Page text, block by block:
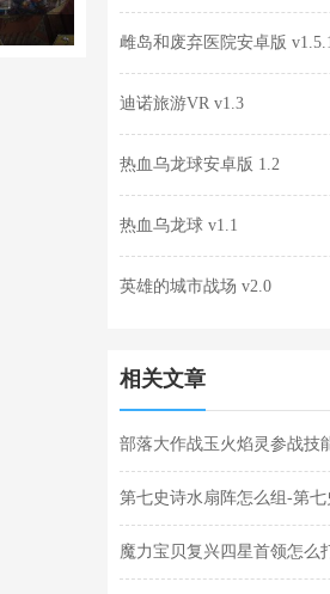
雌岛和废弃医院安卓版
迪诺旅游VR v1.3
热血乌龙球安卓版 1.2
热血乌龙球 v1.1
英雄的城市战场 v2.0
相关文章
部落大作战玉火焰灵参战技
灵参战技能合集
第七史诗水扇阵怎么组-第
魔力宝贝复兴四星首领怎么